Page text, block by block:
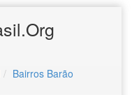
Bairros Barão